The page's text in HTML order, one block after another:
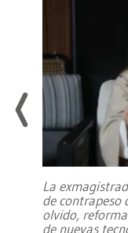
La
de contrapeso
olvido,
de nuevas